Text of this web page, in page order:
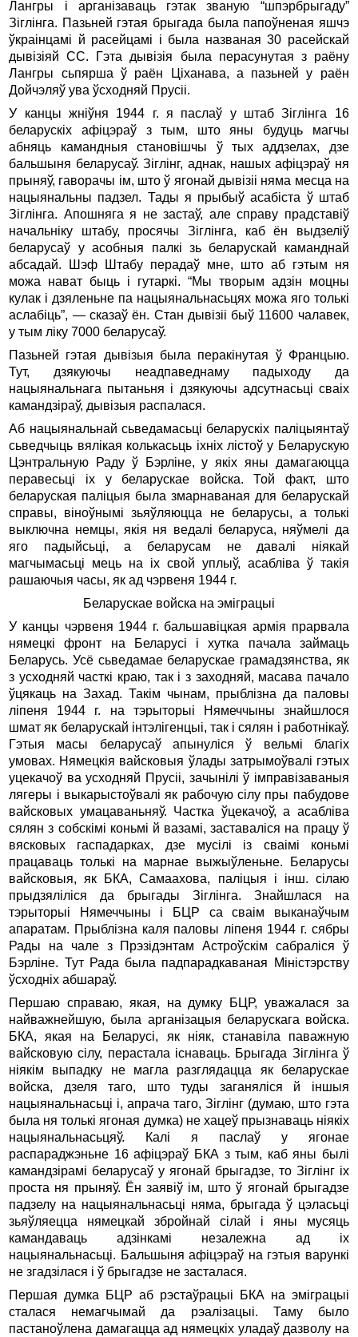
Лангры i арганiзаваць гэтак званую “шпэрбрыгаду”
Зiглiнга. Пазьней гэтая брыгада была папоўненая яшчэ
ўкраiнцамi й расейцамi i была названая 30 расейскай
дывiзiяй СС. Гэта дывiзiя была перасунутая з раёну
Лангры сьпярша ў раён Цiханава, а пазьней у раён
Дойчэляў ува ўсходняй Прусii.
У канцы жнiўня 1944 г. я паслаў у штаб Зiглiнга 16
беларускiх афiцэраў з тым, што яны будуць магчы
абняць камандныя становiшчы ў тых аддзелах, дзе
бальшыня беларусаў. Зiглiнг, аднак, нашых афiцэраў ня
прыняў, гаворачы iм, што ў ягонай дывiзii няма месца на
нацыянальны падзел. Тады я прыбыў асабiста ў штаб
Зiглiнга. Апошняга я не застаў, але справу прадставiў
начальнiку штабу, просячы Зiглiнга, каб ён выдзелiў
беларусаў у асобныя палкi зь беларускай каманднай
абсадай. Шэф Штабу перадаў мне, што аб гэтым ня
можа нават быць i гутаркi. “Мы творым адзiн моцны
кулак i дзяленьне па нацыянальнасьцях можа яго толькi
аслабiць”, — сказаў ён. Стан дывiзii быў 11600 чалавек,
у тым лiку 7000 беларусаў.
Пазьней гэтая дывiзыя была перакiнутая ў Францыю.
Тут, дзякуючы неадпаведнаму падыходу да
нацыянальнага пытаньня i дзякуючы адсутнасьцi сваiх
камандзiраў, дывiзыя распалася.
Аб нацыянальнай сьведамасьцi беларускiх палiцыянтаў
сьведчыць вялiкая колькасьць iхнiх лiстоў у Беларускую
Цэнтральную Раду ў Бэрлiне, у якiх яны дамагаюцца
перавесьцi iх у беларускае войска. Той факт, што
беларуская палiцыя была змарнаваная для беларускай
справы, вiноўнымi зьяўляюцца не беларусы, а толькi
выключна немцы, якiя ня ведалi беларуса, няўмелi да
яго падыйсьцi, а беларусам не давалi нiякай
магчымасьцi мець на iх свой уплыў, асаблiва ў такiя
рашаючыя часы, як ад чэрвеня 1944 г.
Беларускае войска на эмiграцыi
У канцы чэрвеня 1944 г. бальшавiцкая армiя прарвала
нямецкi фронт на Беларусi i хутка пачала займаць
Беларусь. Усё сьведамае беларускае грамадзянства, як
з усходняй часткi краю, так i з заходняй, масава пачало
ўцякаць на Захад. Такiм чынам, прыблiзна да паловы
лiпеня 1944 г. на тэрыторыi Нямеччыны знайшлося
шмат як беларускай iнтэлiгенцыi, так i сялян i работнiкаў.
Гэтыя масы беларусаў апынулiся ў вельмi благiх
умовах. Нямецкiя вайсковыя ўлады затрымоўвалi гэтых
уцекачоў ва усходняй Прусii, зачынiлi ў iмправiзаваныя
лягеры i выкарыстоўвалi як рабочую сiлу пры пабудове
вайсковых умацаваньняў. Частка ўцекачоў, а асаблiва
сялян з собскiмi коньмi й вазамi, заставалiся на працу ў
вясковых гаспадарках, дзе мусiлi iз сваiмi коньмi
працаваць толькi на марнае выжыўленьне. Беларусы
вайсковыя, як БКА, Самаахова, палiцыя i iнш. сiлаю
прыдзялiлiся да брыгады Зiглiнга. Знайшлася на
тэрыторыi Нямеччыны i БЦР са сваiм выканаўчым
апаратам. Прыблiзна каля паловы лiпеня 1944 г. сябры
Рады на чале з Прэзiдэнтам Астроўскiм сабралiся ў
Бэрлiне. Тут Рада была падпарадкаваная Мiнiстэрству
ўсходнiх абшараў.
Першаю справаю, якая, на думку БЦР, уважалася за
найважнейшую, была арганiзацыя беларускага войска.
БКА, якая на Беларусi, як нiяк, станавiла паважную
вайсковую сiлу, перастала iснаваць. Брыгада Зiглiнга ў
нiякiм выпадку не магла разглядацца як беларускае
войска, дзеля таго, што туды заганялiся й iншыя
нацыянальнасьцi i, апрача таго, Зiглiнг (думаю, што гэта
была ня толькi ягоная думка) не хацеў прызнаваць нiякiх
нацыянальнасьцяў. Калi я паслаў у ягонае
распараджэньне 16 афiцэраў БКА з тым, каб яны былi
камандзiрамi беларусаў у ягонай брыгадзе, то Зiглiнг iх
проста ня прыняў. Ён заявiў iм, што ў ягонай брыгадзе
падзелу на нацыянальнасьцi няма, брыгада ў цэласьцi
зьяўляецца нямецкай збройнай сiлай i яны мусяць
камандаваць адзiнкамi незалежна ад iх
нацыянальнасьцi. Бальшыня афiцэраў на гэтыя варункi
не згадзiлася i ў брыгадзе не засталася.
Першая думка БЦР аб рэстаўрацыi БКА на эмiграцыi
сталася немагчымай да рэалiзацыi. Таму было
пастаноўлена дамагацца ад нямецкiх уладаў дазволу на